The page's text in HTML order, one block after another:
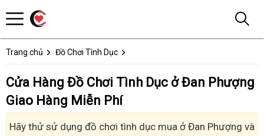
Trang chủ Đồ Chơi Tình Dục
Cửa Hàng Đồ Chơi Tình Dục ở Đan Phượng
Giao Hàng Miễn Phí
Hãy thử sử dụng đồ chơi tình dục mua ở Đan Phượng và